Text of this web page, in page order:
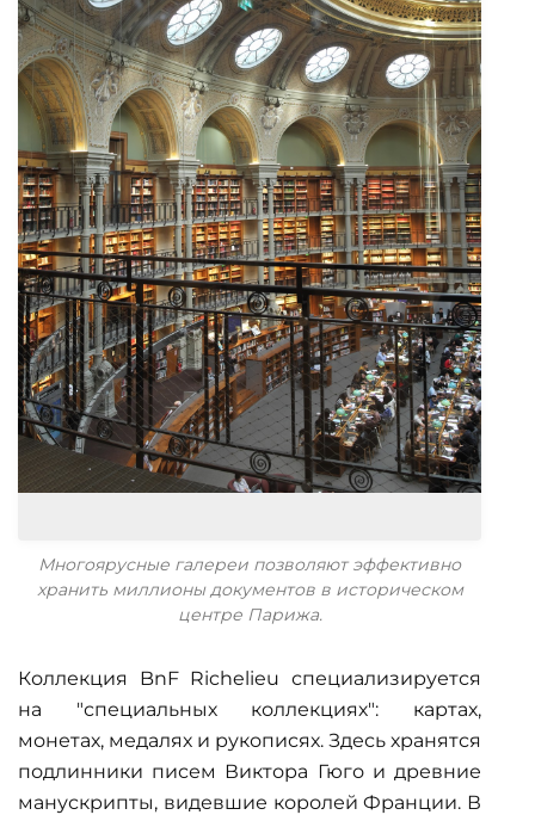
Многоярусные галереи позволяют эффективно
хранить миллионы документов в историческом
центре Парижа.
Коллекция BnF Richelieu специализируется
на "специальных коллекциях": картах,
монетах, медалях и рукописях. Здесь хранятся
подлинники писем Виктора Гюго и древние
манускрипты, видевшие королей Франции. В